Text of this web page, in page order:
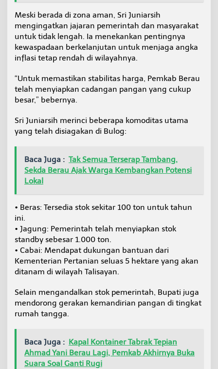
n
P
n
g
a
n
Meski berada di zona aman, Sri Juniarsih
mengingatkan jajaran pemerintah dan masyarakat
untuk tidak lengah. Ia menekankan pentingnya
kewaspadaan berkelanjutan untuk menjaga angka
inflasi tetap rendah di wilayahnya.
“Untuk memastikan stabilitas harga, Pemkab Berau
telah menyiapkan cadangan pangan yang cukup
besar,” bebernya.
Sri Juniarsih merinci beberapa komoditas utama
yang telah disiagakan di Bulog:
Baca Juga : Tak Semua Terserap Tambang,
Sekda Berau Ajak Warga Kembangkan Potensi
Lokal
• Beras: Tersedia stok sekitar 100 ton untuk tahun
ini.
• Jagung: Pemerintah telah menyiapkan stok
standby sebesar 1.000 ton.
• Cabai: Mendapat dukungan bantuan dari
Kementerian Pertanian seluas 5 hektare yang akan
ditanam di wilayah Talisayan.
Selain mengandalkan stok pemerintah, Bupati juga
mendorong gerakan kemandirian pangan di tingkat
rumah tangga.
Baca Juga : Kapal Kontainer Tabrak Tepian
Ahmad Yani Berau Lagi, Pemkab Akhirnya Buka
Suara Soal Ganti Rugi